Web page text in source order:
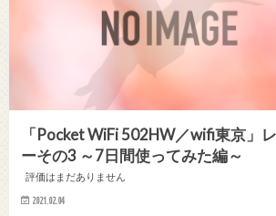
「Pocket WiFi 502HW／wifi東京」
ーその3 ～7日間使ってみた編～
評価はまだありません
2021.02.04